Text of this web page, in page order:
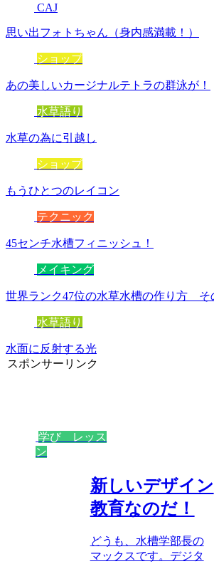
CAJ
思い出フォトちゃん（身内感満載！）
ショップ
あの美しいカージナルテトラの群泳が！
水草語り
水草の為に引越し
ショップ
もうひとつのレイコン
テクニック
45センチ水槽フィニッシュ！
メイキング
世界ランク47位の水草水槽の作り方 そ
水草語り
水面に反射する光
スポンサーリンク
学び レッス
ン
新しいデザイン
教育なのだ！
どうも、水槽学部長の
マックスです。デジタ